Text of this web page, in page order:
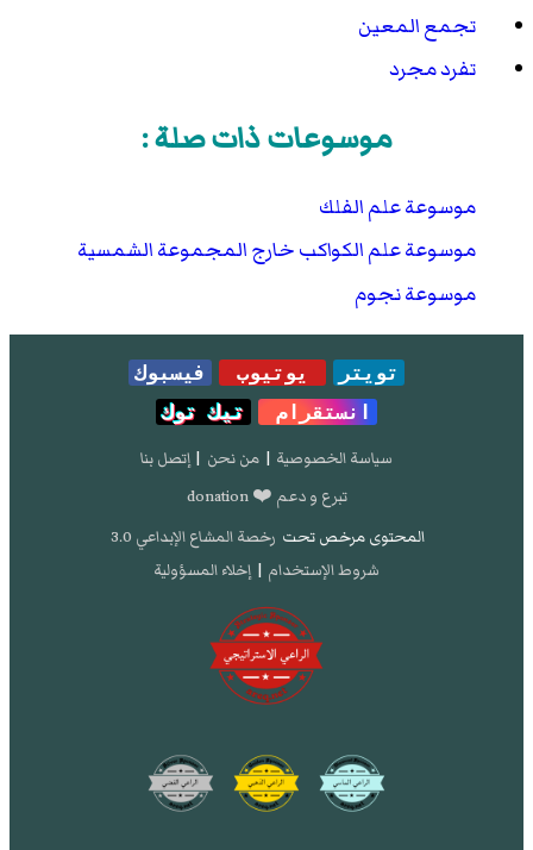
تجمع المعين
تفرد مجرد
موسوعات ذات صلة :
موسوعة علم الفلك
موسوعة علم الكواكب خارج المجموعة الشمسية
موسوعة نجوم
تويتر يوتيوب
فيسبوك
انستقرام
تيك توك
سياسة الخصوصية | من نحن | إتصل بنا
تبرع و دعم ❤️ donation
المحتوى مرخص تحت رخصة المشاع الإبداعي 3.0
شروط الإستخدام | إخلاء المسؤولية